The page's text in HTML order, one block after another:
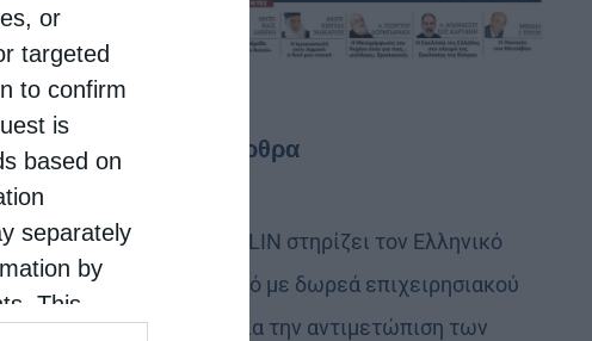
or
targeted
to confirm
is
based on
separately
by
This
Τελευταία άρθρα
Η LEROY MERLIN στηρίζει τον Ελληνικό
Ερυθρό Σταυρό με δωρεά επιχειρησιακού
εξοπλισμού για την αντιμετώπιση των